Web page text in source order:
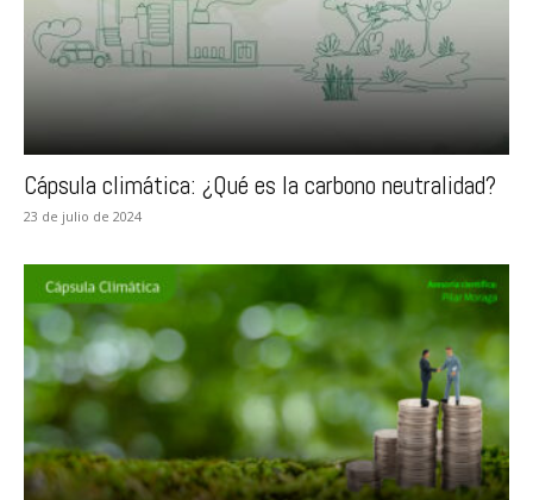
Cápsula climática: ¿Qué es la carbono neutralidad?
23 de julio de 2024